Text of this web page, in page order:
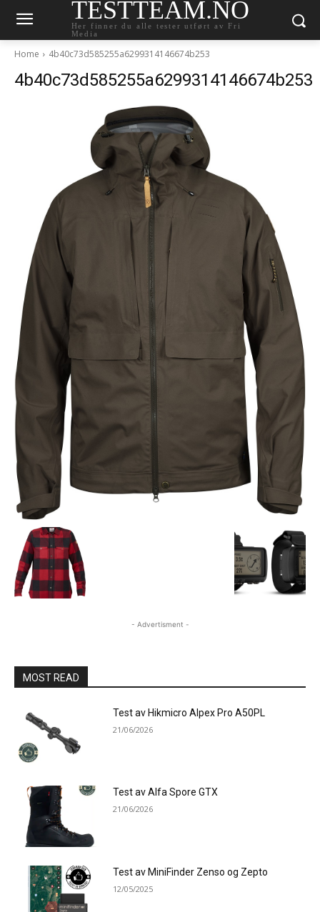
TESTTEAM.NO
Her finner du alle tester utført av Fri
Media
Home 4b40c73d585255a6299314146674b253
4b40c73d585255a6299314146674b253
- Advertisment -
MOST READ
Test av Hikmicro Alpex Pro A50PL
21/06/2026
Test av Alfa Spore GTX
21/06/2026
Test av MiniFinder Zenso og Zepto
12/05/2025